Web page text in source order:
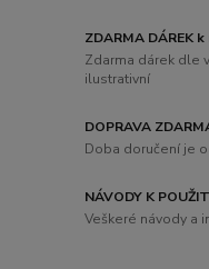
ZDARMA DÁREK
Zdarma dárek dle
ilustrativní
DOPRAVA
Doba doručení je
NÁVODY K
Veškeré návody a